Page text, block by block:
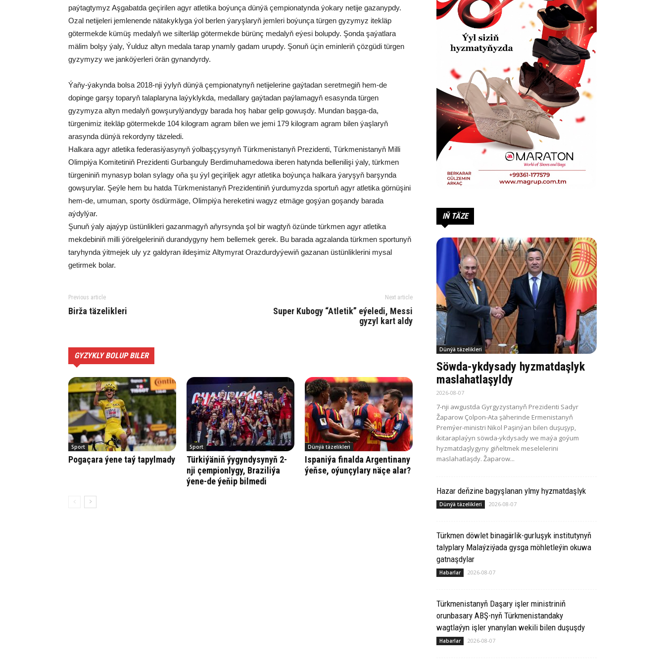
paýtagtymyz Aşgabatda geçirilen agyr atletika boýunça dünýä çempionatynda ýokary netije gazanypdy.
Ozal netijeleri jemlenende nätakyklyga ýol berlen ýaryşlaryň jemleri boýunça türgen gyzymyz itekläp
götermekde kümüş medalyň we silterläp götermekde bürünç medalyň eýesi bolupdy. Şonda şaýatlara
mälim bolşy ýaly, Ýulduz altyn medala tarap ynamly gadam urupdy. Şonuň üçin eminleriň çözgüdi türgen
gyzymyzy we janköýerleri örän gynandyrdy.
Ýaňy-ýakynda bolsa 2018-nji ýylyň dünýä çempionatynyň netijelerine gaýtadan seretmegiň hem-de
dopinge garşy toparyň talaplaryna laýyklykda, medallary gaýtadan paýlamagyň esasynda türgen
gyzymyza altyn medalyň gowşurylýandygy barada hoş habar gelip gowuşdy. Mundan başga-da,
türgenimiz itekläp götermekde 104 kilogram agram bilen we jemi 179 kilogram agram bilen ýaşlaryň
arasynda dünýä rekordyny täzeledi.
Halkara agyr atletika federasiýasynyň ýolbaşçysynyň Türkmenistanyň Prezidenti, Türkmenistanyň Milli
Olimpiýa Komitetiniň Prezidenti Gurbanguly Berdimuhamedowa iberen hatynda bellenilişi ýaly, türkmen
türgeniniň mynasyp bolan sylagy oňa şu ýyl geçiriljek agyr atletika boýunça halkara ýaryşyň barşynda
gowşurylar. Şeýle hem bu hatda Türkmenistanyň Prezidentiniň ýurdumyzda sportuň agyr atletika görnüşini
hem-de, umuman, sporty ösdürmäge, Olimpiýa hereketini wagyz etmäge goşýan goşandy barada
aýdylýar.
Şunuň ýaly ajaýyp üstünlikleri gazanmagyň aňyrsynda şol bir wagtyň özünde türkmen agyr atletika
mekdebiniň milli ýörelgeleriniň durandygyny hem bellemek gerek. Bu barada agzalanda türkmen sportunyň
taryhynda ýitmejek uly yz galdyran ildeşimiz Altymyrat Orazdurdyýewiň gazanan üstünliklerini mysal
getirmek bolar.
Previous article
Birža täzelikleri
Next article
Super Kubogy “Atletik” eýeledi, Messi
gyzyl kart aldy
GYZYKLY BOLUP BILER
Sport
Pogaçara ýene taý tapylmady
Sport
Türkiýäniň ýygyndysynyň 2-
nji çempionlygy, Braziliýa
ýene-de ýeňip bilmedi
Dünýä täzelikleri
Ispaniýa finalda Argentinany
ýeňse, oýunçylary näçe alar?
IŇ TÄZE
Dünýä täzelikleri
Söwda-ykdysady hyzmatdaşlyk
maslahatlaşyldy
2026-08-07
7-nji awgustda Gyrgyzystanyň Prezidenti Sadyr
Žaparow Çolpon-Ata şäherinde Ermenistanyň
Premýer-ministri Nikol Paşinýan bilen duşuşyp,
ikitaraplaýyn söwda-ykdysady we maýa goýum
hyzmatdaşlygyny giňeltmek meselelerini
maslahatlaşdy. Žaparow...
Hazar deňzine bagyşlanan ylmy hyzmatdaşlyk
Dünýä täzelikleri 2026-08-07
Türkmen döwlet binagärlik-gurluşyk institutynyň
talyplary Malaýziýada gysga möhletleýin okuwa
gatnaşdylar
Habarlar 2026-08-07
Türkmenistanyň Daşary işler ministriniň
orunbasary ABŞ-nyň Türkmenistandaky
wagtlaýyn işler ynanylan wekili bilen duşuşdy
Habarlar 2026-08-07